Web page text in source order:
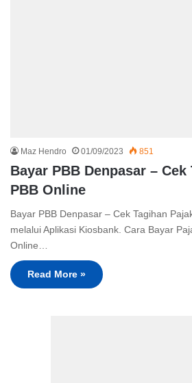
Maz Hendro 01/09/2023 851
Bayar PBB Denpasar – Cek
PBB Online
Bayar PBB Denpasar – Cek Tagihan
melalui Aplikasi Kiosbank. Cara Bayar
Online…
Read More »